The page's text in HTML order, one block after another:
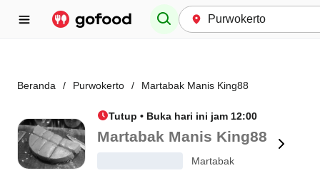
Beranda / Purwokerto / Martabak Manis King88
Tutup • Buka hari ini jam 12:00
Martabak Manis King88
Martabak